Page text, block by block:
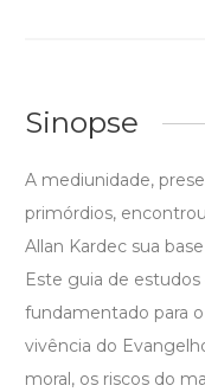
Sinopse
A mediunidade,
primórdios,
Allan Kardec sua
Este guia de
fundamentado para
vivência do
moral, os riscos do